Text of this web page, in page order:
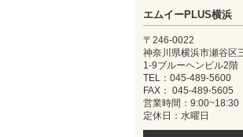
エムイーPLUS横浜
〒246-0022
神奈川県横浜市瀬谷区
1-9ブルーヘンビル2階
TEL：045-489-5600
FAX： 045-489-5605
営業時間：9:00~18:30
定休日：水曜日